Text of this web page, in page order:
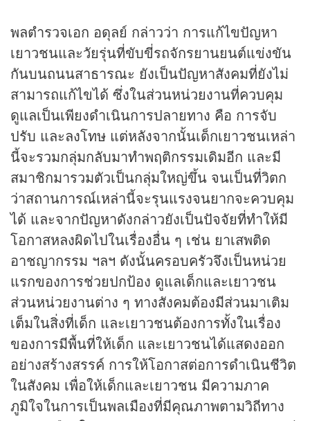
พลตำรวจเอก อดุลย์ กล่าวว่า การแก้ไขปัญหา
เยาวชนและวัยรุ่นที่ขับขี่รถจักรยานยนต์แข่งขัน
กันบนถนนสาธารณะ ยังเป็นปัญหาสังคมที่ยังไม่
สามารถแก้ไขได้ ซึ่งในส่วนหน่วยงานที่ควบคุม
ดูแลเป็นเพียงดำเนินการปลายทาง คือ การจับ
ปรับ และลงโทษ แต่หลังจากนั้นเด็กเยาวชนเหล่า
นี้จะรวมกลุ่มกลับมาทำพฤติกรรมเดิมอีก และมี
สมาชิกมารวมตัวเป็นกลุ่มใหญ่ขึ้น จนเป็นที่วิตก
ว่าสถานการณ์เหล่านี้จะรุนแรงจนยากจะควบคุม
ได้ และจากปัญหาดังกล่าวยังเป็นปัจจัยที่ทำให้มี
โอกาสหลงผิดไปในเรื่องอื่น ๆ เช่น ยาเสพติด
อาชญากรรม ฯลฯ ดังนั้นครอบครัวจึงเป็นหน่วย
แรกของการช่วยปกป้อง ดูแลเด็กและเยาวชน
ส่วนหน่วยงานต่าง ๆ ทางสังคมต้องมีส่วนมาเติม
เต็มในสิ่งที่เด็ก และเยาวชนต้องการทั้งในเรื่อง
ของการมีพื้นที่ให้เด็ก และเยาวชนได้แสดงออก
อย่างสร้างสรรค์ การให้โอกาสต่อการดำเนินชีวิต
ในสังคม เพื่อให้เด็กและเยาวชน มีความภาค
ภูมิใจในการเป็นพลเมืองที่มีคุณภาพตามวิถีทาง